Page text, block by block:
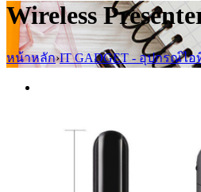
Wireless
หน้าหลัก›IT GADGET - อุปกรณ์ไอ